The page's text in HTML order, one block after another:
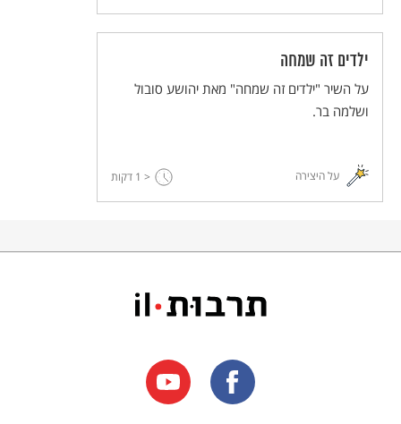
ילדים זה שמחה
על השיר "ילדים זה שמחה" מאת יהושע סובול
ושלמה בר.
על היצירה < 1 דקות